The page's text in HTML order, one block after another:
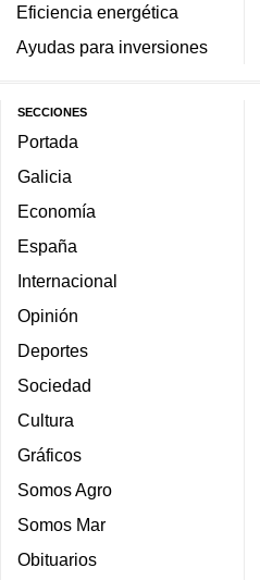
Eficiencia energética
Ayudas para inversiones
SECCIONES
Portada
Galicia
Economía
España
Internacional
Opinión
Deportes
Sociedad
Cultura
Gráficos
Somos Agro
Somos Mar
Obituarios